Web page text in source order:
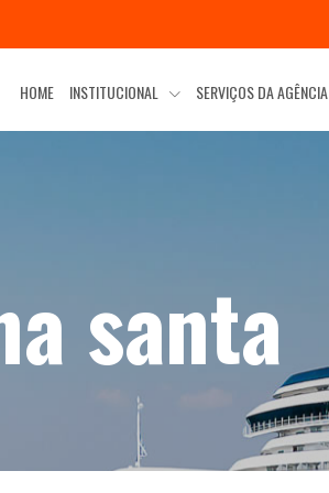
HOME INSTITUCIONAL SERVIÇOS DA AGÊNCIA
santa